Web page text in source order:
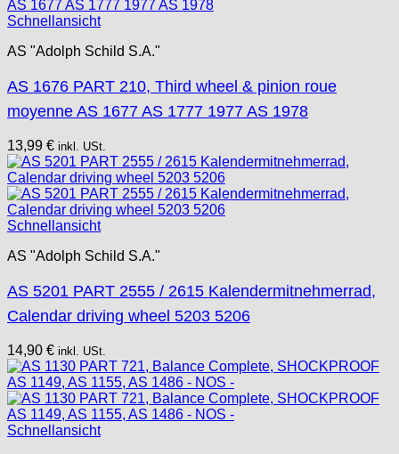
Schnellansicht
AS "Adolph Schild S.A."
AS 1676 PART 210, Third wheel & pinion roue
moyenne AS 1677 AS 1777 1977 AS 1978
13,99 € inkl. USt.
Schnellansicht
AS "Adolph Schild S.A."
AS 5201 PART 2555 / 2615 Kalendermitnehmerrad,
Calendar driving wheel 5203 5206
14,90 € inkl. USt.
Schnellansicht